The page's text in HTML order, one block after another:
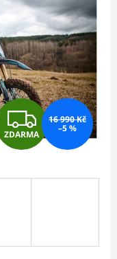
Z
D
A
ZDARMA
16 990 Kč
–5 %